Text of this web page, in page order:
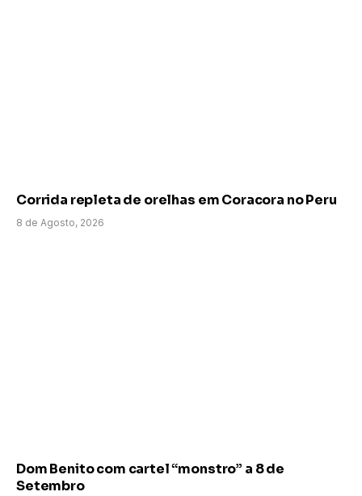
Corrida repleta de orelhas em Coracora no Peru
8 de Agosto, 2026
Dom Benito com cartel “monstro” a 8 de
Setembro